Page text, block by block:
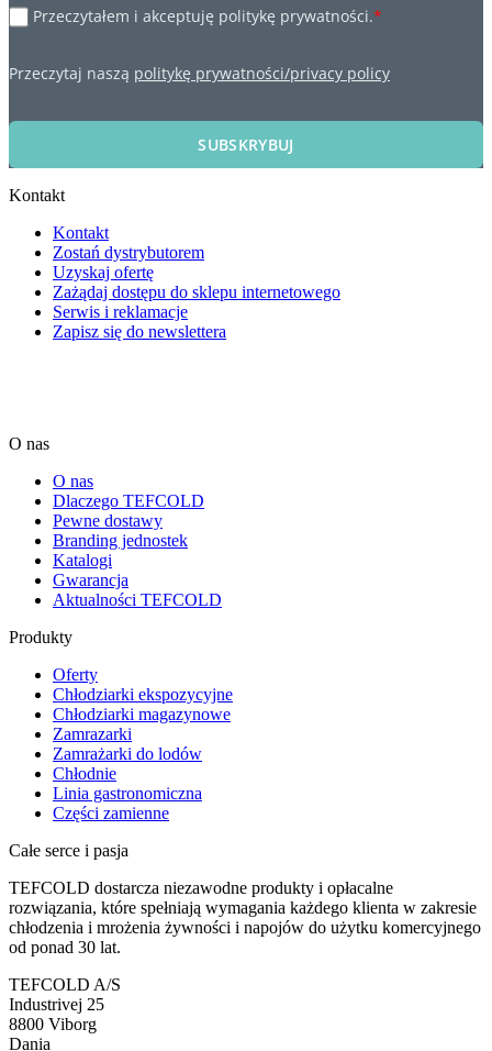
Przeczytałem i akceptuję politykę prywatności.*
Przeczytaj naszą politykę prywatności/privacy policy
SUBSKRYBUJ
Kontakt
Kontakt
Zostań dystrybutorem
Uzyskaj ofertę
Zażądaj dostępu do sklepu internetowego
Serwis i reklamacje
Zapisz się do newslettera
O nas
O nas
Dlaczego TEFCOLD
Pewne dostawy
Branding jednostek
Katalogi
Gwarancja
Aktualności TEFCOLD
Produkty
Oferty
Chłodziarki ekspozycyjne
Chłodziarki magazynowe
Zamrazarki
Zamrażarki do lodów
Chłodnie
Linia gastronomiczna
Części zamienne
Całe serce i pasja
TEFCOLD dostarcza niezawodne produkty i opłacalne
rozwiązania, które spełniają wymagania każdego klienta w zakresie
chłodzenia i mrożenia żywności i napojów do użytku komercyjnego
od ponad 30 lat.
TEFCOLD A/S
Industrivej 25
8800 Viborg
Dania